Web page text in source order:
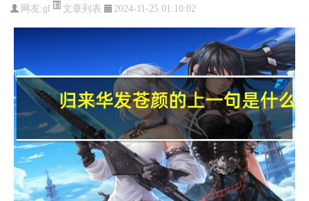
网友:gl 文章列表 2024-11-25 01:10:02